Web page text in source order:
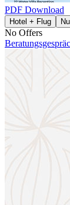
PDF Download
Hotel + Flug
No Offers